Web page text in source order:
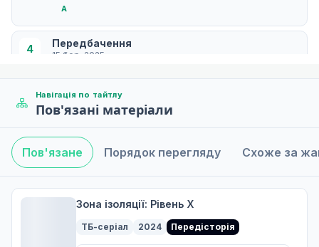
A
4 Передбачення
15 бер. 2025
Blank
A
6
29 бер. 2025
Навігація по тайтлу
Пов'язані матеріали
Пов'язане Порядок перегляду Схоже за
Зона ізоляції: Рівень X
ТБ-серіал 2024 Передісторія